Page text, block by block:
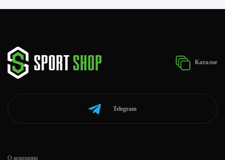
Каталог
Telegram
О компании